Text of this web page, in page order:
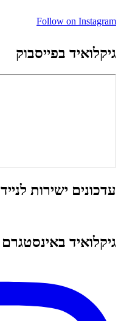
Follow on Instagram
גיקלואיד בפייסבוק
עדכונים ישירות לנייד
גיקלואיד באינסטגרם